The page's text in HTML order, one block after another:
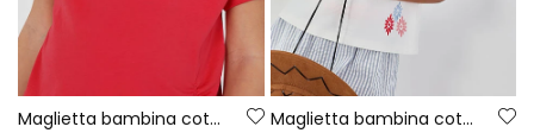
Maglietta bambina cotone fragola
Maglietta bambina cotone bianca